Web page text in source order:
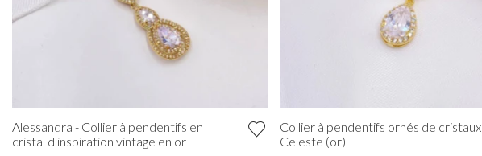
Alessandra - Collier à pendentifs en
cristal d'inspiration vintage en or
Collier à pendentifs ornés de cristaux
Celeste (or)